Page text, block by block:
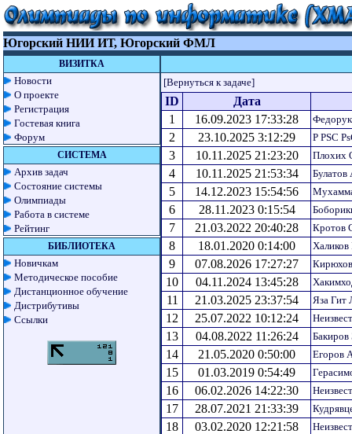
Югорский НИИ ИТ, Югорский ФМЛ
ВИЗИТКА
Новости
О проекте
Регистрация
Гостевая книга
Форум
СИСТЕМА
Архив задач
Состояние системы
Олимпиады
Работа в системе
Рейтинг
БИБЛИОТЕКА
Новичкам
Методическое пособие
Дистанционное обучение
Дистрибутивы
Ссылки
[Вернуться к задаче]
ID
Дата
1
16.09.2023 17:33:28
2 23.10.2025 3:12:29 Р РЅС
3 10.11.2025 21:23:20 Плохих
4 10.11.2025 21:53:34 Булатов
5 14.12.2023 15:54:56
6 28.11.2023 0:15:54
7 21.03.2022 20:40:28 Кротов
8 18.01.2020 0:14:00 Халиков
9 07.08.2026 17:27:27
10 04.11.2024 13:45:28
11 21.03.2025 23:37:54 Яза Гит
12 25.07.2022 10:12:24
13 04.08.2022 11:26:24
14 21.05.2020 0:50:00 Егоров
15 01.03.2019 0:54:49
16 06.02.2026 14:22:30
17 28.07.2021 21:33:39
18 03.02.2020 12:21:58